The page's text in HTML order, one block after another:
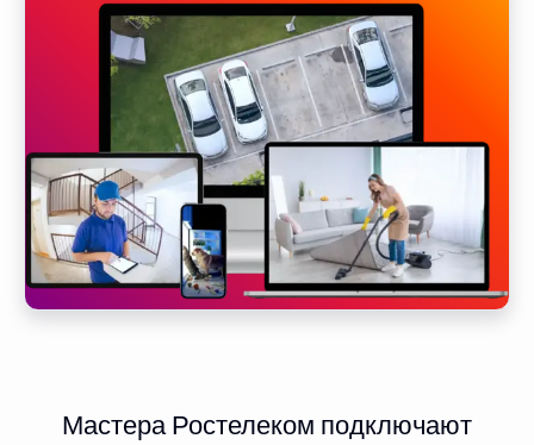
Мастера Ростелеком подключают